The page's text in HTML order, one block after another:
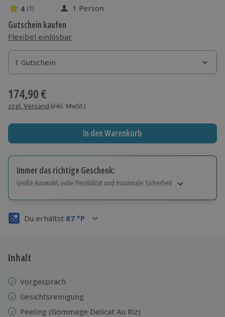
4 Sterne von 5 aus 1 Bewertungen
4 (1) 1 Person
Gutschein kaufen
Flexibel einlösbar
1 Gutschein
1 Gutschein
1 Gutschein
174,90 €
zzgl. Versand (inkl. MwSt.)
In den Warenkorb
Immer das richtige Geschenk:
Große Auswahl, volle Flexibilität und maximale Sicherheit
Volle Flexibilität
3 Jahre gültig & verlängerbar.
Du erhältst 87 °P
Inhalt
Vorgespräch
Gesichtsreinigung
Peeling (Gommage Delicat Au Riz)